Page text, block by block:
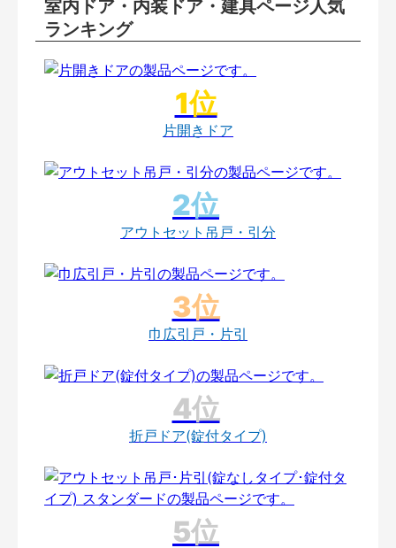
室内ドア・内装ドア・建具ページ人気
ランキング
片開きドア
アウトセット吊戸・引分
巾広引戸・片引
折戸ドア(錠付タイプ)